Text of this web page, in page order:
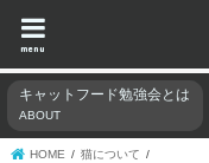
menu
キャットフード勉強会とは
ABOUT
HOME
猫について